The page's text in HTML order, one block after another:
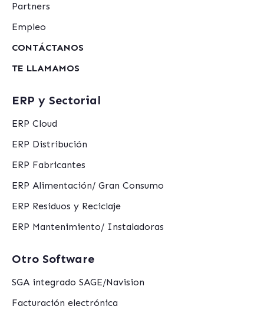
Partners
Empleo
CONTÁCTANOS
TE LLAMAMOS
ERP y Sectorial
ERP Cloud
ERP Distribución
ERP Fabricantes
ERP Alimentación/ Gran Consumo
ERP Residuos y Reciclaje
ERP Mantenimiento/ Instaladoras
Otro Software
SGA integrado SAGE/Navision
Facturación electrónica